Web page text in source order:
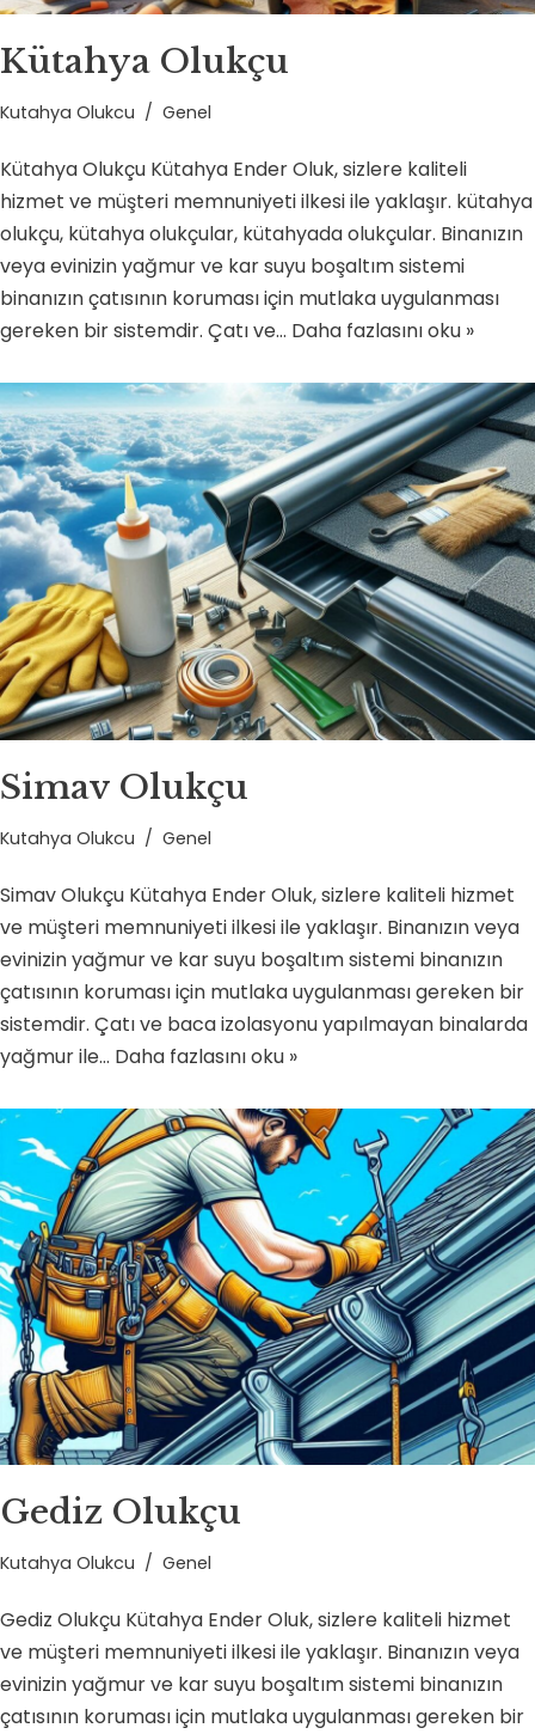
Kütahya Olukçu
Kutahya Olukcu Genel
Kütahya Olukçu Kütahya Ender Oluk, sizlere kaliteli
hizmet ve müşteri memnuniyeti ilkesi ile yaklaşır. kütahya
olukçu, kütahya olukçular, kütahyada olukçular. Binanızın
veya evinizin yağmur ve kar suyu boşaltım sistemi
binanızın çatısının koruması için mutlaka uygulanması
gereken bir sistemdir. Çatı ve… Daha fazlasını oku »
Simav Olukçu
Kutahya Olukcu Genel
Simav Olukçu Kütahya Ender Oluk, sizlere kaliteli hizmet
ve müşteri memnuniyeti ilkesi ile yaklaşır. Binanızın veya
evinizin yağmur ve kar suyu boşaltım sistemi binanızın
çatısının koruması için mutlaka uygulanması gereken bir
sistemdir. Çatı ve baca izolasyonu yapılmayan binalarda
yağmur ile… Daha fazlasını oku »
Gediz Olukçu
Kutahya Olukcu Genel
Gediz Olukçu Kütahya Ender Oluk, sizlere kaliteli hizmet
ve müşteri memnuniyeti ilkesi ile yaklaşır. Binanızın veya
evinizin yağmur ve kar suyu boşaltım sistemi binanızın
çatısının koruması için mutlaka uygulanması gereken bir